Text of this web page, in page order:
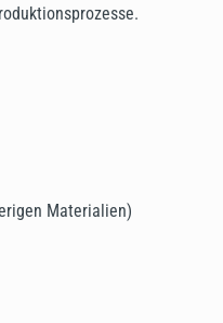
Materialien)